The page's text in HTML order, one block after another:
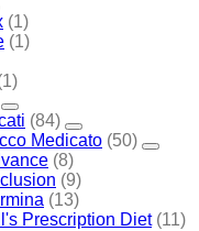
(1)
(1)
(84)
Medicato (50)
(8)
(9)
(13)
Prescription Diet (11)